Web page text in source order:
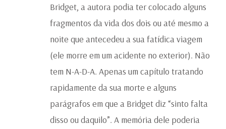
Bridget, a autora podia ter colocado alguns
fragmentos da vida dos dois ou até mesmo a
noite que antecedeu a sua fatídica viagem
(ele morre em um acidente no exterior). Não
tem N-A-D-A. Apenas um capítulo tratando
rapidamente da sua morte e alguns
parágrafos em que a Bridget diz “sinto falta
disso ou daquilo”. A memória dele poderia